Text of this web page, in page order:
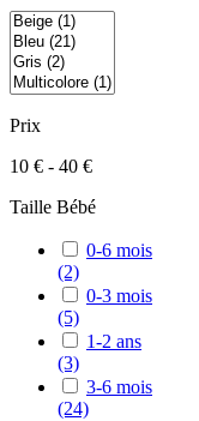
Prix
10 € - 40 €
Taille Bébé
0-6 mois
(2)
0-3 mois
(5)
1-2 ans
(3)
3-6 mois
(24)